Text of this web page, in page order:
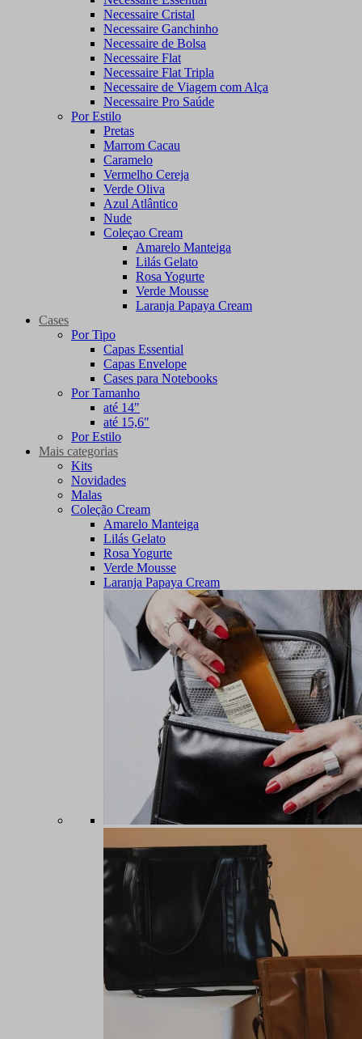
Necessaire Cristal
Necessaire Ganchinho
Necessaire de Bolsa
Necessaire Flat
Necessaire Flat Tripla
Necessaire de Viagem com Alça
Necessaire Pro Saúde
Por Estilo
Pretas
Marrom Cacau
Caramelo
Vermelho Cereja
Verde Oliva
Azul Atlântico
Nude
Coleçao Cream
Amarelo Manteiga
Lilás Gelato
Rosa Yogurte
Verde Mousse
Laranja Papaya Cream
Cases
Por Tipo
Capas Essential
Capas Envelope
Cases para Notebooks
Por Tamanho
até 14"
até 15,6"
Por Estilo
Mais categorias
Kits
Novidades
Malas
Coleção Cream
Amarelo Manteiga
Lilás Gelato
Rosa Yogurte
Verde Mousse
Laranja Papaya Cream